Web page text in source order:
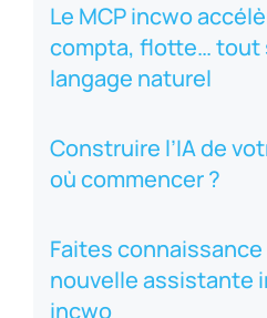
Le MCP incwo
compta, flotte… tout
langage naturel
Construire l’IA de
où commencer ?
Faites
nouvelle assistante
incwo